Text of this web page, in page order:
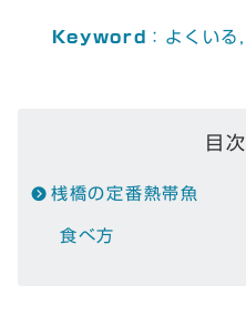
Keyword ： よくいる
目次
桟橋の定番熱帯魚
食べ方